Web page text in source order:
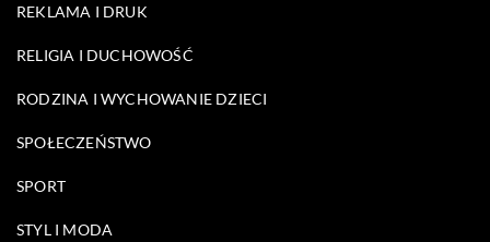
REKLAMA I DRUK
RELIGIA I DUCHOWOŚĆ
RODZINA I WYCHOWANIE DZIECI
SPOŁECZEŃSTWO
SPORT
STYL I MODA